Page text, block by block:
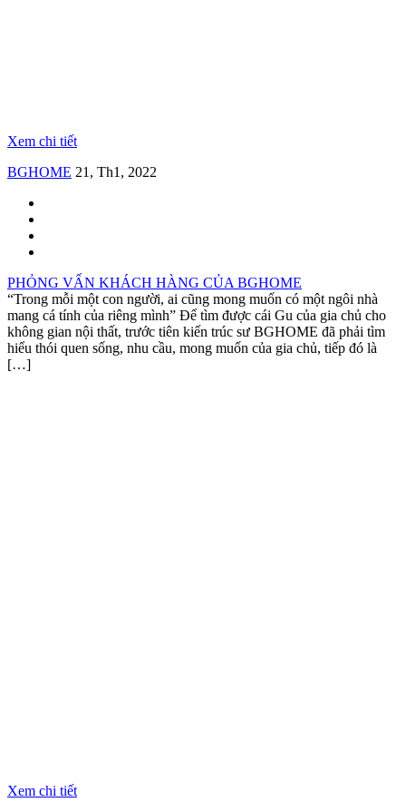
Xem chi tiết
BGHOME 21, Th1, 2022
PHỎNG VẤN KHÁCH HÀNG CỦA BGHOME
“Trong mỗi một con người, ai cũng mong muốn có một ngôi nhà
mang cá tính của riêng mình” Để tìm được cái Gu của gia chủ cho
không gian nội thất, trước tiên kiến trúc sư BGHOME đã phải tìm
hiểu thói quen sống, nhu cầu, mong muốn của gia chủ, tiếp đó là
[…]
Xem chi tiết